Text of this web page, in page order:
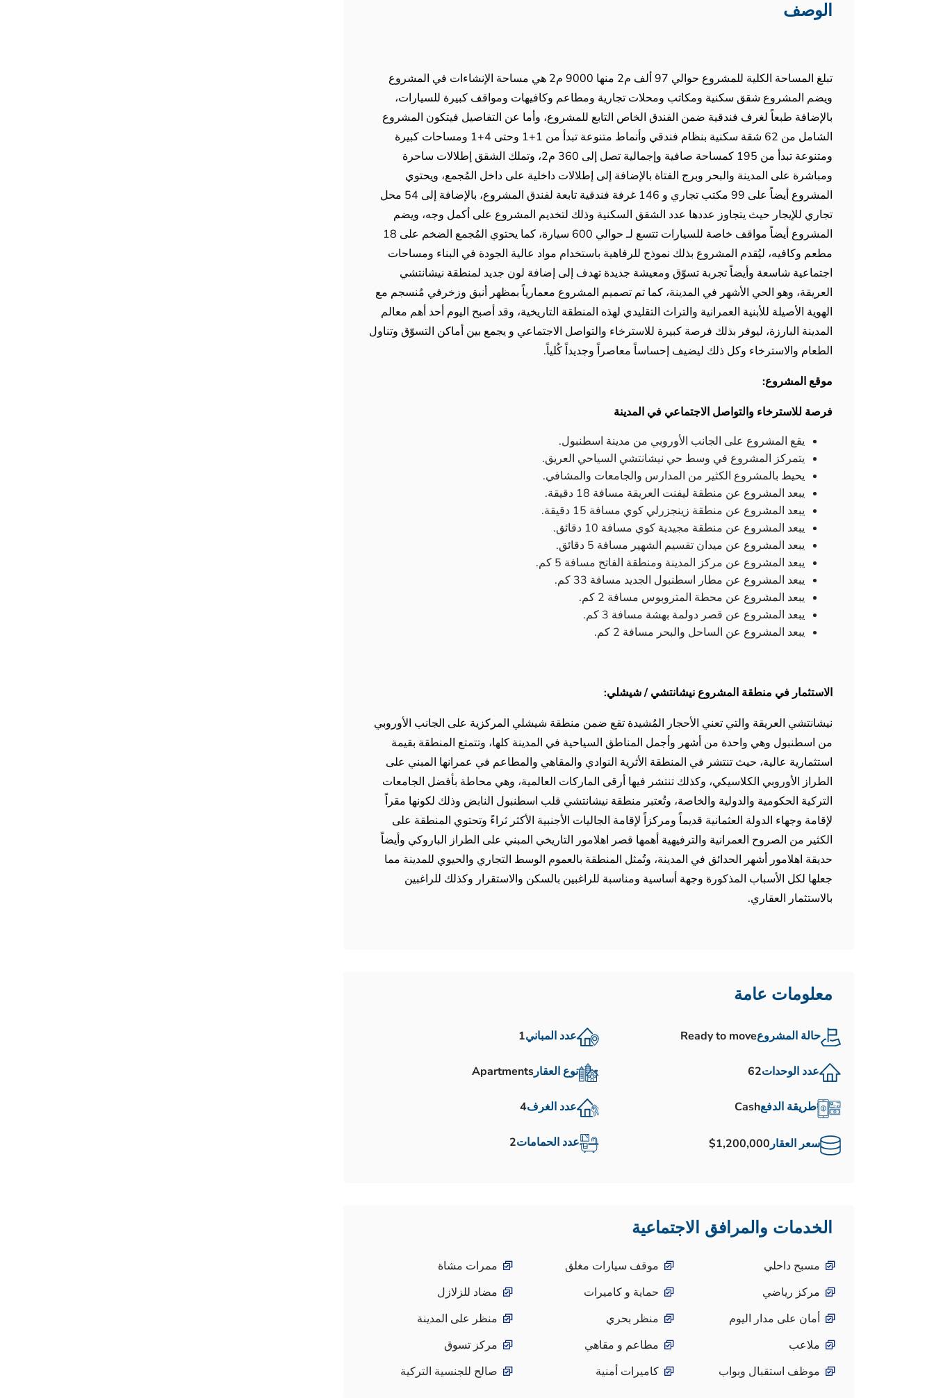
الوصف
تبلغ المساحة الكلية للمشروع حوالي 97 ألف م2 منها 9000 م2 هي مساحة الإنشاءات في المشروع
ويضم المشروع شقق سكنية ومكاتب ومحلات تجارية ومطاعم وكافيهات ومواقف كبيرة للسيارات،
بالإضافة طبعاً لغرف فندقية ضمن الفندق الخاص التابع للمشروع، وأما عن التفاصيل فيتكون المشروع
الشامل من 62 شقة سكنية بنظام فندقي وأنماط متنوعة تبدأ من 1+1 وحتى 4+1 ومساحات كبيرة
ومتنوعة تبدأ من 195 كمساحة صافية وإجمالية تصل إلى 360 م2، وتملك الشقق إطلالات ساحرة
ومباشرة على المدينة والبحر وبرج الفتاة بالإضافة إلى إطلالات داخلية على داخل المُجمع، ويحتوي
المشروع أيضاً على 99 مكتب تجاري و 146 غرفة فندقية تابعة لفندق المشروع، بالإضافة إلى 54 محل
تجاري للإيجار حيث يتجاوز عددها عدد الشقق السكنية وذلك لتخديم المشروع على أكمل وجه، ويضم
المشروع أيضاً مواقف خاصة للسيارات تتسع لـ حوالي 600 سيارة، كما يحتوي المُجمع الضخم على 18
مطعم وكافيه، ليُقدم المشروع بذلك نموذج للرفاهية باستخدام مواد عالية الجودة في البناء ومساحات
اجتماعية شاسعة وأيضاً تجربة تسوّق ومعيشة جديدة تهدف إلى إضافة لون جديد لمنطقة نيشانتشي
العريقة، وهو الحي الأشهر في المدينة، كما تم تصميم المشروع معمارياً بمظهر أنيق وزخرفي مُنسجم مع
الهوية الأصيلة للأبنية العمرانية والتراث التقليدي لهذه المنطقة التاريخية، وقد أصبح اليوم أحد أهم معالم
المدينة البارزة، ليوفر بذلك فرصة كبيرة للاسترخاء والتواصل الاجتماعي و يجمع بين أماكن التسوّق وتناول
الطعام والاسترخاء وكل ذلك ليضيف إحساساً معاصراً وجديداً كُلياً.
موقع المشروع:
فرصة للاسترخاء والتواصل الاجتماعي في المدينة
يقع المشروع على الجانب الأوروبي من مدينة اسطنبول.
يتمركز المشروع في وسط حي نيشانتشي السياحي العريق.
يحيط بالمشروع الكثير من المدارس والجامعات والمشافي.
يبعد المشروع عن منطقة ليفنت العريقة مسافة 18 دقيقة.
يبعد المشروع عن منطقة زينجزرلي كوي مسافة 15 دقيقة.
يبعد المشروع عن منطقة مجيدية كوي مسافة 10 دقائق.
يبعد المشروع عن ميدان تقسيم الشهير مسافة 5 دقائق.
يبعد المشروع عن مركز المدينة ومنطقة الفاتح مسافة 5 كم.
يبعد المشروع عن مطار اسطنبول الجديد مسافة 33 كم.
يبعد المشروع عن محطة المتروبوس مسافة 2 كم.
يبعد المشروع عن قصر دولمة بهشة مسافة 3 كم.
يبعد المشروع عن الساحل والبحر مسافة 2 كم.
الاستثمار في منطقة المشروع نيشانتشي / شيشلي:
نيشانتشي العريقة والتي تعني الأحجار المُشيدة تقع ضمن منطقة شيشلي المركزية على الجانب الأوروبي
من اسطنبول وهي واحدة من أشهر وأجمل المناطق السياحية في المدينة كلها، وتتمتع المنطقة بقيمة
استثمارية عالية، حيث تنتشر في المنطقة الأثرية النوادي والمقاهي والمطاعم في عمرانها المبني على
الطراز الأوروبي الكلاسيكي، وكذلك تنتشر فيها أرقى الماركات العالمية، وهي محاطة بأفضل الجامعات
التركية الحكومية والدولية والخاصة، وتُعتبر منطقة نيشانتشي قلب اسطنبول النابض وذلك لكونها مقراً
لإقامة وجهاء الدولة العثمانية قديماً ومركزاً لإقامة الجاليات الأجنبية الأكثر ثراءً وتحتوي المنطقة على
الكثير من الصروح العمرانية والترفيهية أهمها قصر اهلامور التاريخي المبني على الطراز الباروكي وأيضاً
حديقة اهلامور أشهر الحدائق في المدينة، وتُمثل المنطقة بالعموم الوسط التجاري والحيوي للمدينة مما
جعلها لكل الأسباب المذكورة وجهة أساسية ومناسبة للراغبين بالسكن والاستقرار وكذلك للراغبين
بالاستثمار العقاري.
معلومات عامة
حالة المشروعReady to move
عدد الوحدات62
طريقة الدفعCash
سعر العقار$1,200,000
عدد المباني1
نوع العقارApartments
عدد الغرف4
عدد الحمامات2
الخدمات والمرافق الاجتماعية
مسبح داحلي موقف سيارات مغلق
ممرات مشاة
مركز رياضي
حماية و كاميرات
مضاد للزلازل
أمان على مدار اليوم
منظر بحري
منظر على المدينة
ملاعب
مطاعم و مقاهي
مركز تسوق
موظف استقبال وبواب
كاميرات أمنية صالح للجنسية التركية